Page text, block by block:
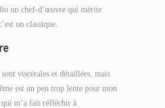
un chef-d’œuvre qui mérite
un classique.
viscérales et détaillées, mais
est un peu trop lente pour mon
m’a fait réfléchir à